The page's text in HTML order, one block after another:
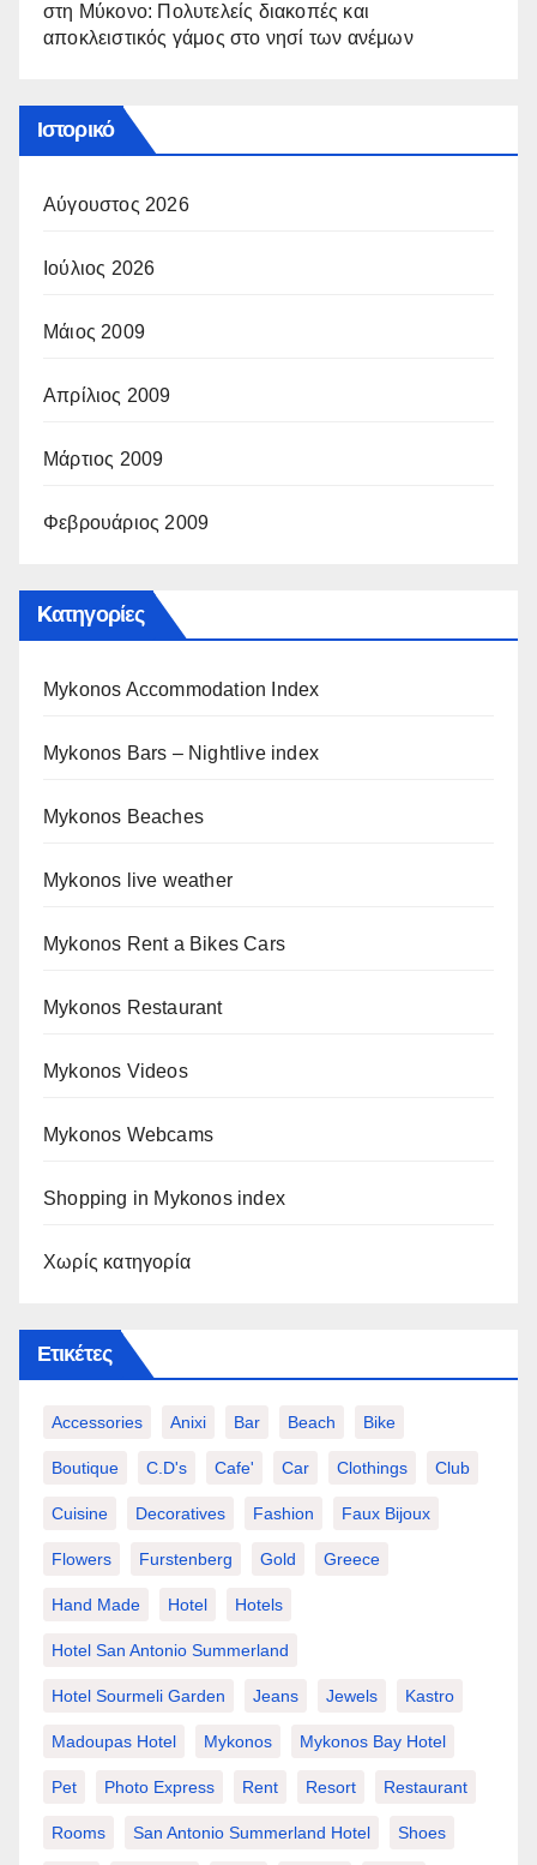
στη Μύκονο: Πολυτελείς διακοπές και
αποκλειστικός γάμος στο νησί των ανέμων
Ιστορικό
Αύγουστος 2026
Ιούλιος 2026
Μάιος 2009
Απρίλιος 2009
Μάρτιος 2009
Φεβρουάριος 2009
Kατηγορίες
Mykonos Accommodation Index
Mykonos Bars – Nightlive index
Mykonos Beaches
Mykonos live weather
Mykonos Rent a Bikes Cars
Mykonos Restaurant
Mykonos Videos
Mykonos Webcams
Shopping in Mykonos index
Χωρίς κατηγορία
Ετικέτες
Accessories Anixi Bar Beach Bike
Boutique C.d's Cafe' Car Clothings Club
Cuisine Decoratives Fashion Faux Bijoux
Flowers Furstenberg Gold Greece
Hand Made Hotel Hotels
Hotel San Antonio Summerland
Hotel Sourmeli Garden Jeans Jewels Kastro
Madoupas Hotel Mykonos Mykonos Bay Hotel
Pet Photo Express Rent Resort Restaurant
Rooms San Antonio Summerland Hotel Shoes